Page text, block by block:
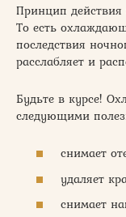
Принцип действия
То есть
последствия
расслабляет и
Будьте в курсе!
следующими
снимает
удаляет
снимает